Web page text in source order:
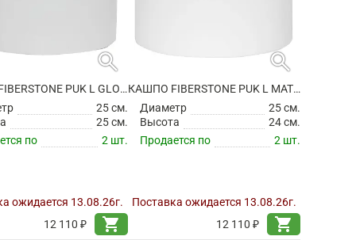
search
КАШПО FIBERSTONE PUK L GLOSSY WHITE
25 см.
25 см.
по
2 шт.
ожидается 13.08.26г.
12 110 ₽
shopping_cart
search
КАШПО FIBERSTONE PUK L MATT WHITE
Диаметр
25 см.
Высота
24 см.
Продается по
2 шт.
Поставка ожидается 13.08.26г.
12 110 ₽
shopping_cart